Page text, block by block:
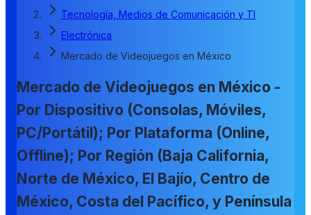
Tecnología, Medios de Comunicación y TI
Electrónica
Mercado de Videojuegos en México
Mercado de Videojuegos en México -
Por Dispositivo (Consolas, Móviles,
PC/Portátil); Por Plataforma (Online,
Offline); Por Región (Baja California,
Norte de México, El Bajío, Centro de
México, Costa del Pacífico, y Península